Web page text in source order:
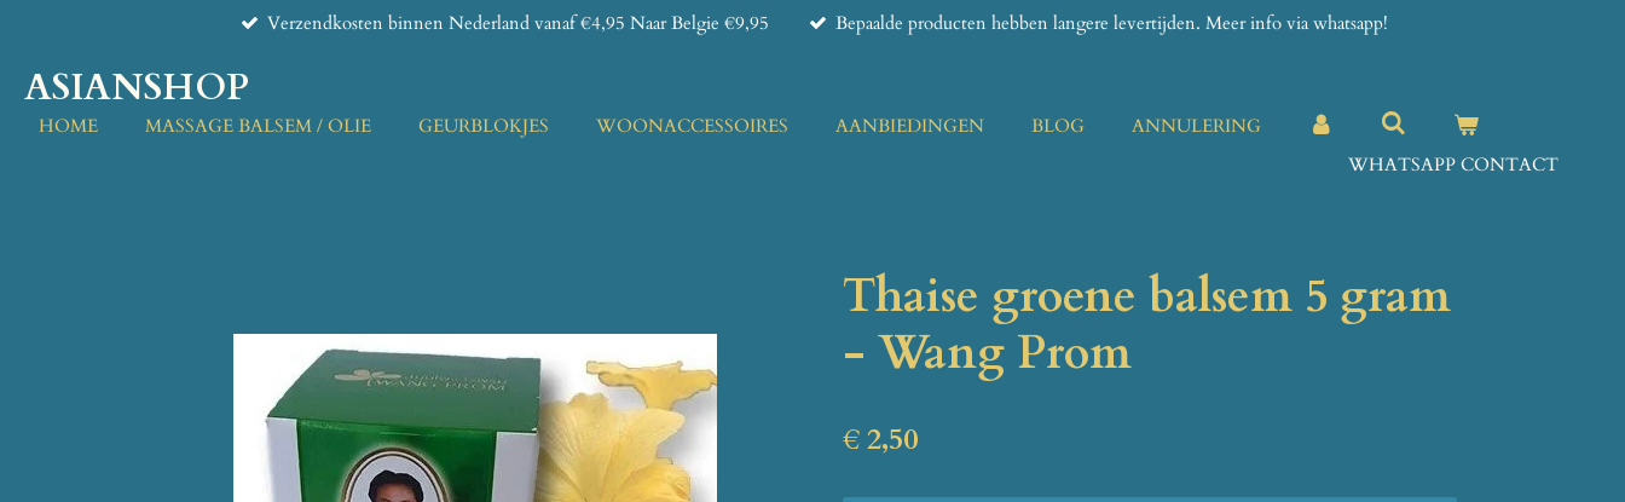
naar
de
hoofdinhoud
Verzendkosten binnen Nederland vanaf €4,95 Naar Belgie €9,95 Bepaalde producten hebben langere levertijden. Meer info via whatsapp!
ASIANSHOP
HOME MASSAGE BALSEM / OLIE GEURBLOKJES WOONACCESSOIRES AANBIEDINGEN BLOG
ANNULERING
WHATSAPP CONTACT
Thaise groene balsem 5 gram
- Wang Prom
€ 2,50